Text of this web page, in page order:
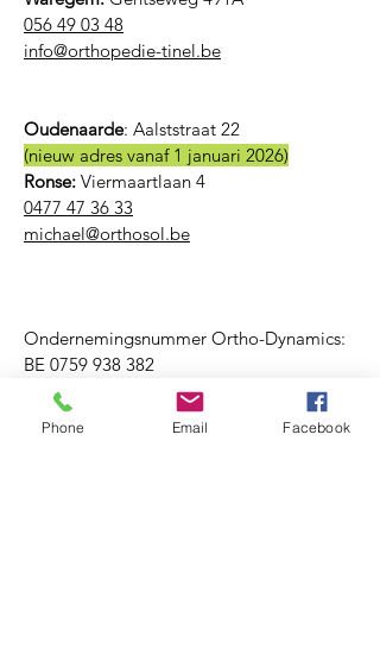
056 49 03 48
​info@orthopedie-tinel.be
Oudenaarde: Aalststraat 22
(nieuw adres vanaf 1 januari 2026)
Ronse: Viermaartlaan 4
0477 47 36 33
michael@orthosol.be
Ondernemingsnummer Ortho-Dynamics:
BE 0759 938 382
Phone Email Facebook